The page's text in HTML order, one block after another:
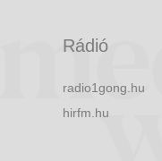
Rádió
radio1gong.hu
hirfm.hu